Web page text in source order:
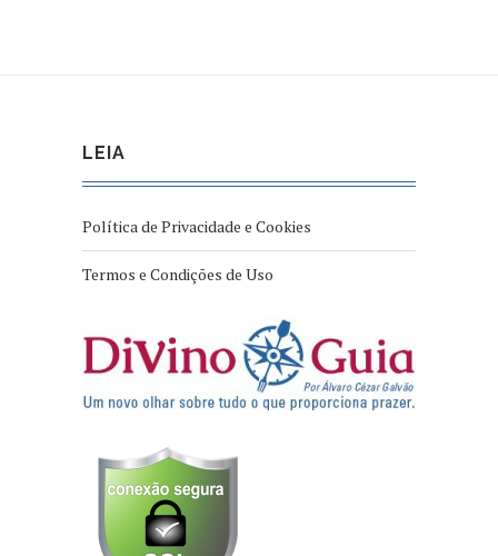
LEIA
Política de Privacidade e Cookies
Termos e Condições de Uso